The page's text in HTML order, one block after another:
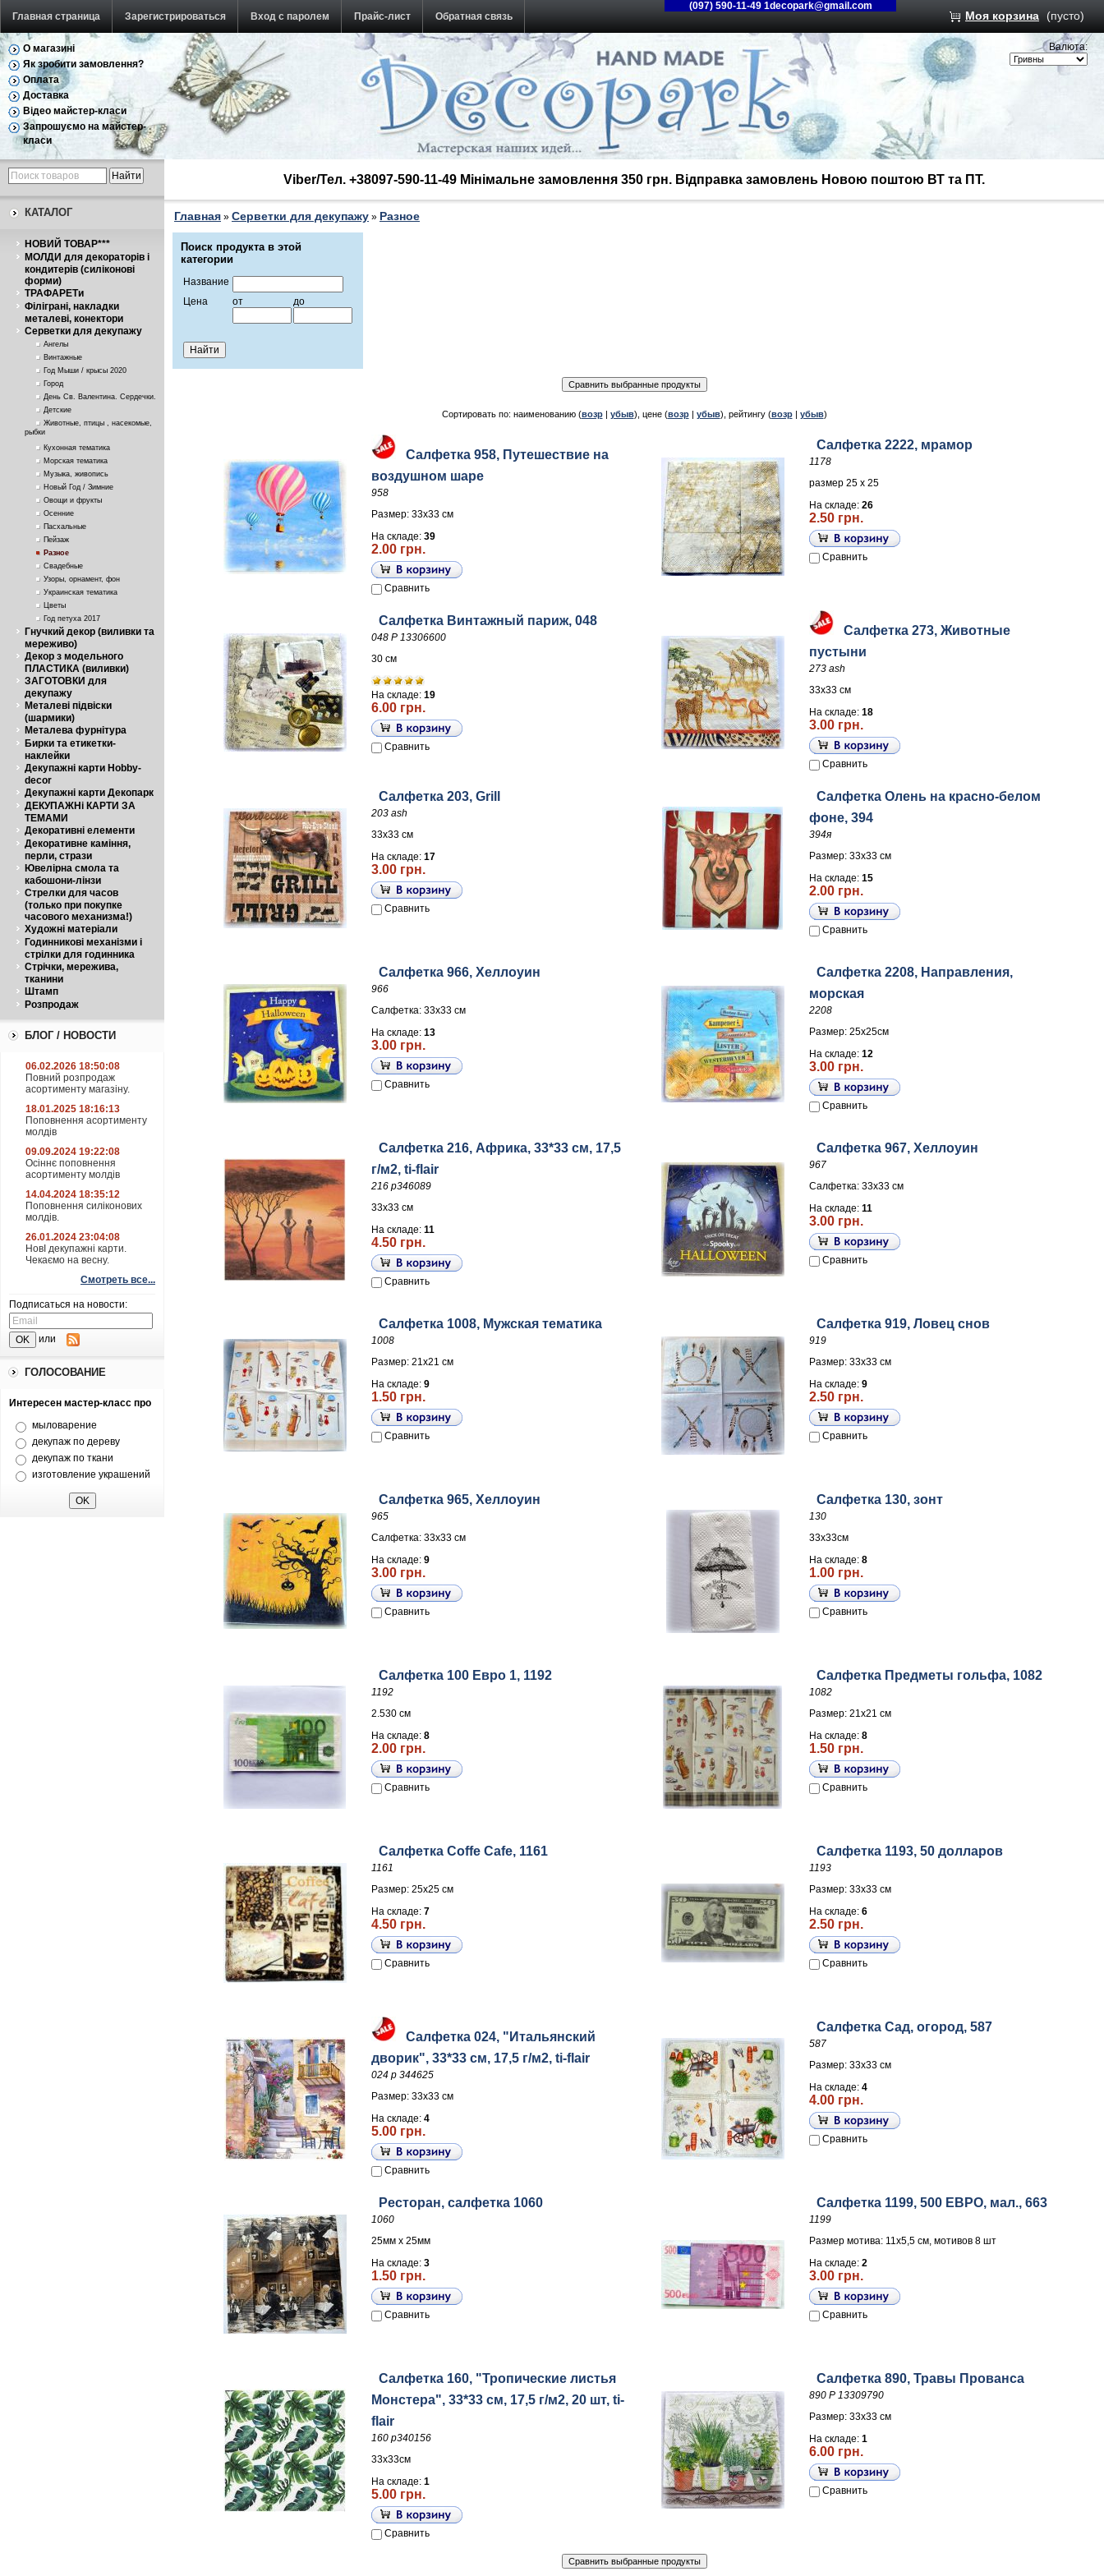
Главная страница Зарегистрироваться Вход с паролем Прайс-лист Обратная связь
(097) 590-11-49 1decopark@gmail.com
Моя корзина (пусто)
О магазині
Як зробити замовлення?
Оплата
Доставка
Відео майстер-класи
Запрошуємо на майстер-
класи
Валюта:
КАТАЛОГ
НОВИЙ ТОВАР***
МОЛДИ для декораторів і
кондитерів (силіконові
форми)
ТРАФАРЕТи
Філіграні, накладки
металеві, конектори
Серветки для декупажу
Ангелы
Винтажные
Год Мыши / крысы 2020
Город
День Св. Валентина. Сердечки.
Детские
Животные, птицы , насекомые,
рыбки
Кухонная тематика
Морская тематика
Музыка, живопись
Новый Год / Зимние
Овощи и фрукты
Осенние
Пасхальные
Пейзаж
Разное
Свадебные
Узоры, орнамент, фон
Украинская тематика
Цветы
Год петуха 2017
Гнучкий декор (виливки та
мереживо)
Декор з модельного
ПЛАСТИКА (виливки)
ЗАГОТОВКИ для
декупажу
Металеві підвіски
(шармики)
Металева фурнітура
Бирки та етикетки-
наклейки
Декупажні карти Hobby-
decor
Декупажні карти Декопарк
ДЕКУПАЖНі КАРТИ ЗА
ТЕМАМИ
Декоративні елементи
Декоративне каміння,
перли, стрази
Ювелірна смола та
кабошони-лінзи
Стрелки для часов
(только при покупке
часового механизма!)
Художні матеріали
Годинникові механізми і
стрілки для годинника
Стрічки, мережива,
тканини
Штамп
Розпродаж
БЛОГ / НОВОСТИ
06.02.2026 18:50:08
Повний розпродаж
асортименту магазіну.
18.01.2025 18:16:13
Поповнення асортименту
молдів
09.09.2024 19:22:08
Осіннє поповнення
асортименту молдів
14.04.2024 18:35:12
Поповнення силіконових
молдів.
26.01.2024 23:04:08
НовІ декупажні карти.
Чекаємо на весну.
Смотреть все...
Подписаться на новости:
или
ГОЛОСОВАНИЕ
Интересен мастер-класс про
мыловарение
декупаж по дереву
декупаж по ткани
изготовление украшений
Viber/Тел. +38097-590-11-49 Мінімальне замовлення 350 грн. Відправка замовлень Новою поштою ВТ та ПТ.
Главная » Серветки для декупажу » Разное
Поиск продукта в этой
категории
Название
Цена
от до
Сортировать по: наименованию (возр| убыв), цене (возр| убыв), рейтингу (возр| убыв)
Салфетка 958, Путешествие на
воздушном шаре
958
Размер: 33х33 см
На складе: 39
2.00 грн.
Сравнить
Салфетка 2222, мрамор
1178
размер 25 х 25
На складе: 26
2.50 грн.
Сравнить
Салфетка Винтажный париж, 048
048 Р 13306600
30 см
На складе: 19
6.00 грн.
Сравнить
Салфетка 273, Животные
пустыни
273 ash
33х33 см
На складе: 18
3.00 грн.
Сравнить
Салфетка 203, Grill
203 ash
33х33 см
На складе: 17
3.00 грн.
Сравнить
Салфетка Олень на красно-белом
фоне, 394
394я
Размер: 33х33 см
На складе: 15
2.00 грн.
Сравнить
Салфетка 966, Хеллоуин
966
Салфетка: 33х33 см
На складе: 13
3.00 грн.
Сравнить
Салфетка 2208, Направления,
морская
2208
Размер: 25х25см
На складе: 12
3.00 грн.
Сравнить
Салфетка 216, Африка, 33*33 см, 17,5
г/м2, ti-flair
216 р346089
33х33 см
На складе: 11
4.50 грн.
Сравнить
Салфетка 967, Хеллоуин
967
Салфетка: 33х33 см
На складе: 11
3.00 грн.
Сравнить
Салфетка 1008, Мужская тематика
1008
Размер: 21х21 см
На складе: 9
1.50 грн.
Сравнить
Салфетка 919, Ловец снов
919
Размер: 33х33 см
На складе: 9
2.50 грн.
Сравнить
Салфетка 965, Хеллоуин
965
Салфетка: 33х33 см
На складе: 9
3.00 грн.
Сравнить
Салфетка 130, зонт
130
33х33см
На складе: 8
1.00 грн.
Сравнить
Салфетка 100 Евро 1, 1192
1192
2.530 см
На складе: 8
2.00 грн.
Сравнить
Салфетка Предметы гольфа, 1082
1082
Размер: 21х21 см
На складе: 8
1.50 грн.
Сравнить
Салфетка Coffe Cafe, 1161
1161
Размер: 25х25 см
На складе: 7
4.50 грн.
Сравнить
Салфетка 1193, 50 долларов
1193
Размер: 33х33 см
На складе: 6
2.50 грн.
Сравнить
Салфетка 024, "Итальянский
дворик", 33*33 см, 17,5 г/м2, ti-flair
024 р 344625
Размер: 33х33 см
На складе: 4
5.00 грн.
Сравнить
Салфетка Сад, огород, 587
587
Размер: 33х33 см
На складе: 4
4.00 грн.
Сравнить
Ресторан, салфетка 1060
1060
25мм х 25мм
На складе: 3
1.50 грн.
Сравнить
Салфетка 1199, 500 ЕВРО, мал., 663
1199
Размер мотива: 11х5,5 см, мотивов 8 шт
На складе: 2
3.00 грн.
Сравнить
Салфетка 160, "Тропические листья
Монстера", 33*33 см, 17,5 г/м2, 20 шт, ti-
flair
160 р340156
33х33см
На складе: 1
5.00 грн.
Сравнить
Салфетка 890, Травы Прованса
890 Р 13309790
Размер: 33х33 см
На складе: 1
6.00 грн.
Сравнить